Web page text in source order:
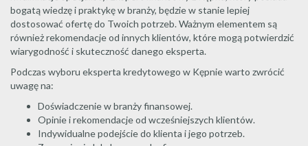
bogatą wiedzę i praktykę w branży, będzie w stanie lepiej
dostosować ofertę do Twoich potrzeb. Ważnym elementem są
również rekomendacje od innych klientów, które mogą potwierdzić
wiarygodność i skuteczność danego eksperta.
Podczas wyboru eksperta kredytowego w Kępnie warto zwrócić
uwagę na:
Doświadczenie w branży finansowej.
Opinie i rekomendacje od wcześniejszych klientów.
Indywidualne podejście do klienta i jego potrzeb.